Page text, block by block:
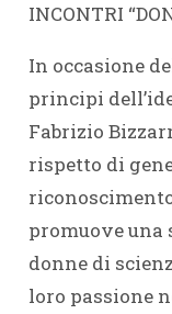
INCONTRI
In occasione
principi
Fabrizio
rispetto di
promuove
donne di
loro passione